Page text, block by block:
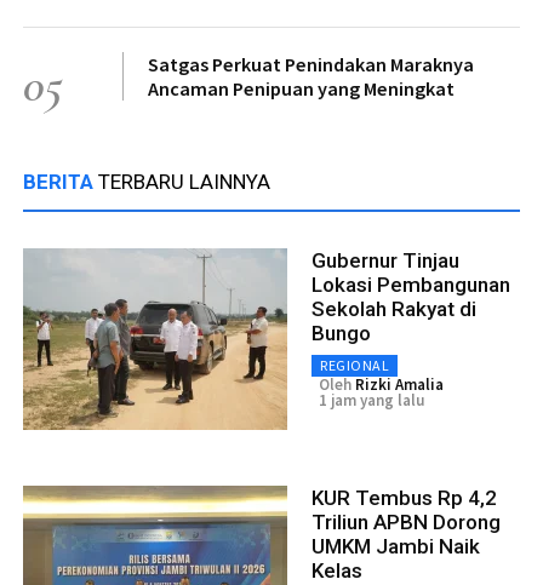
05
Satgas Perkuat Penindakan Maraknya
Ancaman Penipuan yang Meningkat
BERITA TERBARU LAINNYA
Gubernur Tinjau
Lokasi Pembangunan
Sekolah Rakyat di
Bungo
REGIONAL
Oleh Rizki Amalia
1 jam yang lalu
KUR Tembus Rp 4,2
Triliun APBN Dorong
UMKM Jambi Naik
Kelas